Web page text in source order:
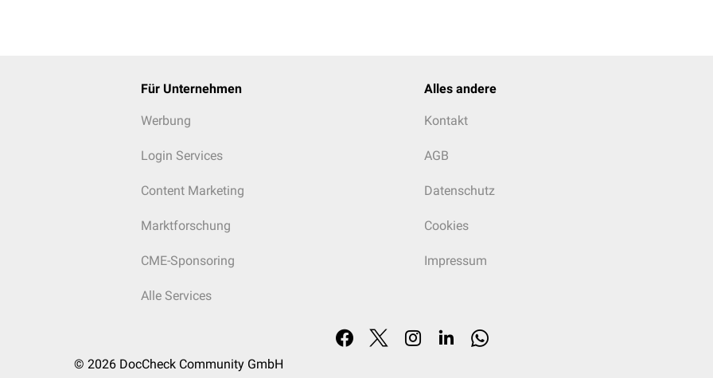
Musculus transversus abdominis schließen sich zusammen mit Fasern aus dem
dem
Für Unternehmen
Werbung
Login Services
Content Marketing
Marktforschung
CME-Sponsoring
Alle Services
Alles andere
Kontakt
AGB
Datenschutz
Cookies
Impressum
© 2026 DocCheck Community GmbH